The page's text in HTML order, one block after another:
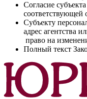
Согласие
соответствующей
Субъекту
адрес агентства
право на
Полный текст